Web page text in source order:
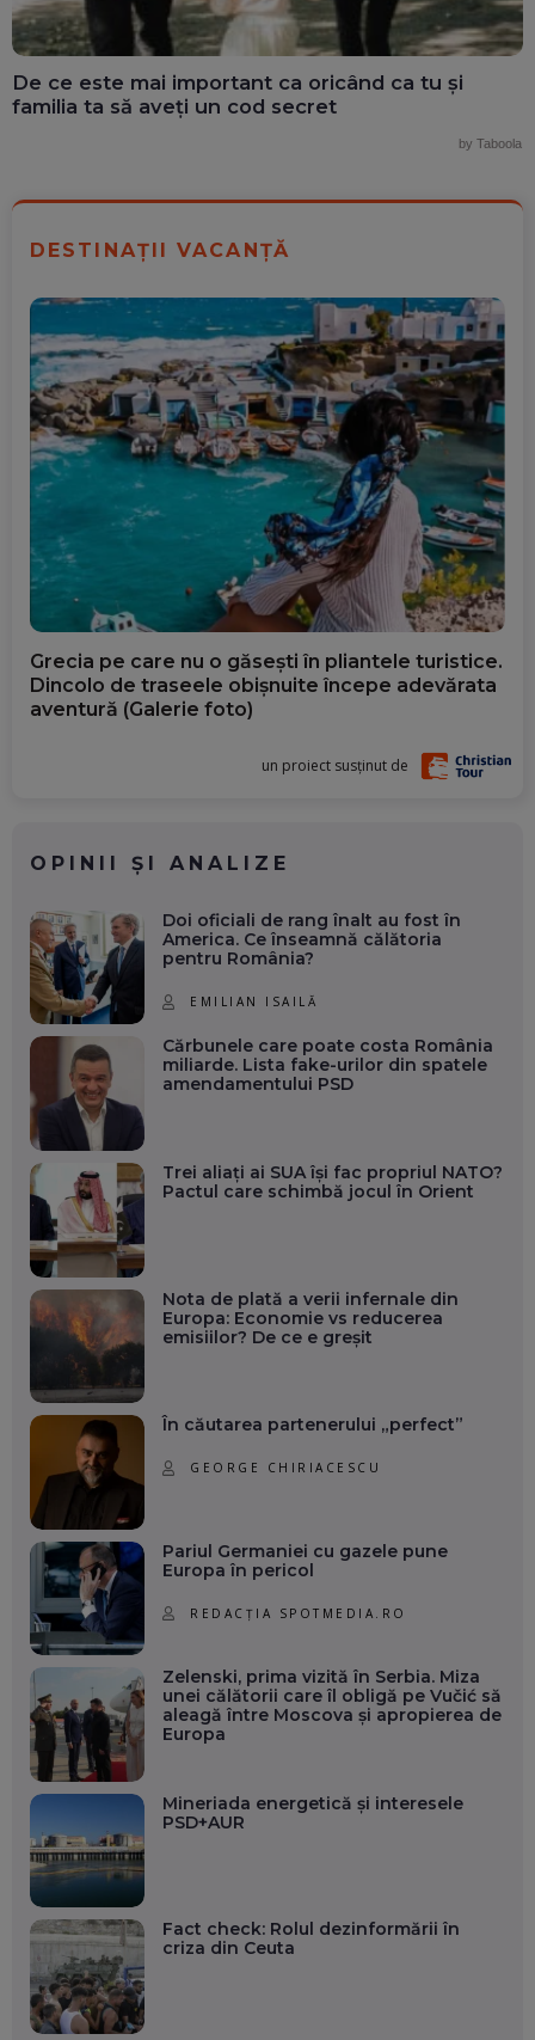
De ce este mai important ca oricând ca tu și
familia ta să aveți un cod secret
by Taboola
DESTINAȚII VACANȚĂ
Grecia pe care nu o găsești în pliantele turistice.
Dincolo de traseele obișnuite începe adevărata
aventură (Galerie foto)
un proiect susținut de
OPINII ȘI ANALIZE
Doi oficiali de rang înalt au fost în
America. Ce înseamnă călătoria
pentru România?
EMILIAN ISAILĂ
Cărbunele care poate costa România
miliarde. Lista fake-urilor din spatele
amendamentului PSD
Trei aliați ai SUA își fac propriul NATO?
Pactul care schimbă jocul în Orient
Nota de plată a verii infernale din
Europa: Economie vs reducerea
emisiilor? De ce e greșit
În căutarea partenerului „perfect”
GEORGE CHIRIACESCU
Pariul Germaniei cu gazele pune
Europa în pericol
REDACȚIA SPOTMEDIA.RO
Zelenski, prima vizită în Serbia. Miza
unei călătorii care îl obligă pe Vučić să
aleagă între Moscova și apropierea de
Europa
Mineriada energetică și interesele
PSD+AUR
Fact check: Rolul dezinformării în
criza din Ceuta